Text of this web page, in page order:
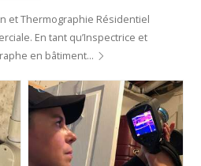
et Thermographie Résidentiel
En tant qu’Inspectrice et
en bâtiment…